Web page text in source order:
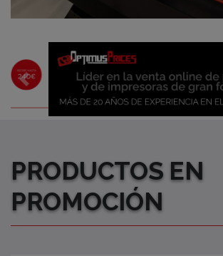
Previous
PRODUCTOS EN
PROMOCIÓN